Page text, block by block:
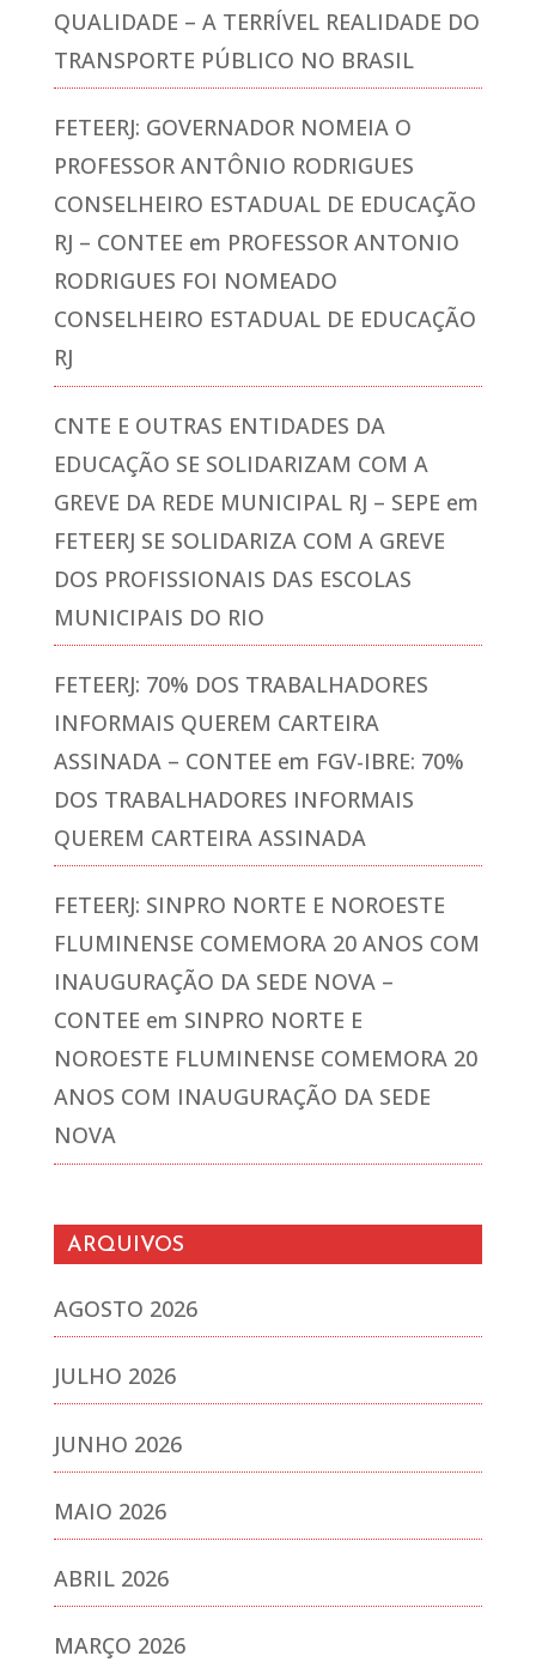
QUALIDADE – A TERRÍVEL REALIDADE DO
TRANSPORTE PÚBLICO NO BRASIL
FETEERJ: GOVERNADOR NOMEIA O
PROFESSOR ANTÔNIO RODRIGUES
CONSELHEIRO ESTADUAL DE EDUCAÇÃO
RJ – CONTEE em PROFESSOR ANTONIO
RODRIGUES FOI NOMEADO
CONSELHEIRO ESTADUAL DE EDUCAÇÃO
RJ
CNTE E OUTRAS ENTIDADES DA
EDUCAÇÃO SE SOLIDARIZAM COM A
GREVE DA REDE MUNICIPAL RJ – SEPE em
FETEERJ SE SOLIDARIZA COM A GREVE
DOS PROFISSIONAIS DAS ESCOLAS
MUNICIPAIS DO RIO
FETEERJ: 70% DOS TRABALHADORES
INFORMAIS QUEREM CARTEIRA
ASSINADA – CONTEE em FGV-IBRE: 70%
DOS TRABALHADORES INFORMAIS
QUEREM CARTEIRA ASSINADA
FETEERJ: SINPRO NORTE E NOROESTE
FLUMINENSE COMEMORA 20 ANOS COM
INAUGURAÇÃO DA SEDE NOVA –
CONTEE em SINPRO NORTE E
NOROESTE FLUMINENSE COMEMORA 20
ANOS COM INAUGURAÇÃO DA SEDE
NOVA
ARQUIVOS
AGOSTO 2026
JULHO 2026
JUNHO 2026
MAIO 2026
ABRIL 2026
MARÇO 2026